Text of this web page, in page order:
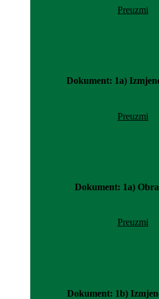
Preuzmi
Dokument: 1a)
Preuzmi
Dokument: 1a)
Preuzmi
Dokument: 1b)